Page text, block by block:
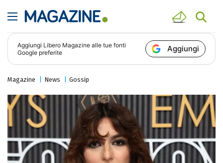
Aggiungi Libero Magazine alle tue fonti
Google preferite
Aggiungi
Magazine News Gossip